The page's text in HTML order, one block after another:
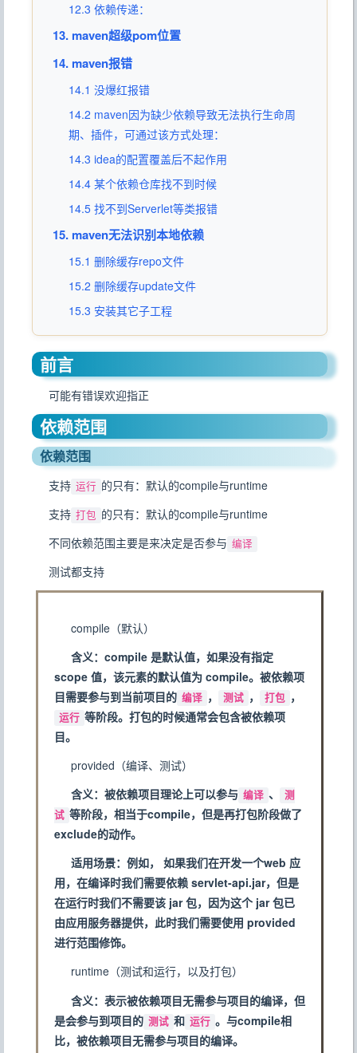
12.3 依赖传递：
13. maven超级pom位置
14. maven报错
14.1 没爆红报错
14.2 maven因为缺少依赖导致无法执行生命周
期、插件，可通过该方式处理：
14.3 idea的配置覆盖后不起作用
14.4 某个依赖仓库找不到时候
14.5 找不到Serverlet等类报错
15. maven无法识别本地依赖
15.1 删除缓存repo文件
15.2 删除缓存update文件
15.3 安装其它子工程
前言
可能有错误欢迎指正
依赖范围
依赖范围
支持 运行 的只有：默认的compile与runtime
支持 打包 的只有：默认的compile与runtime
不同依赖范围主要是来决定是否参与 编译
测试都支持
compile（默认）
含义：compile 是默认值，如果没有指定
scope 值，该元素的默认值为 compile。被依赖项
目需要参与到当前项目的 编译 ， 测试 ， 打包 ，
运行 等阶段。打包的时候通常会包含被依赖项
目。
provided（编译、测试）
含义：被依赖项目理论上可以参与 编译 、
测
试 等阶段，相当于compile，但是再打包阶段做了
exclude的动作。
适用场景：例如， 如果我们在开发一个web 应
用，在编译时我们需要依赖 servlet-api.jar，但是
在运行时我们不需要该 jar 包，因为这个 jar 包已
由应用服务器提供，此时我们需要使用 provided
进行范围修饰。
runtime（测试和运行，以及打包）
含义：表示被依赖项目无需参与项目的编译，但
是会参与到项目的 测试 和 运行 。与compile相
比，被依赖项目无需参与项目的编译。